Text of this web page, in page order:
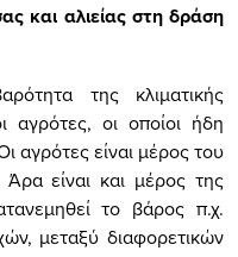
και αλιείας στη δράση
της κλιματικής
αγρότες, οι οποίοι ήδη
αγρότες είναι μέρος του
είναι και μέρος της
το βάρος π.χ.
μεταξύ διαφορετικών